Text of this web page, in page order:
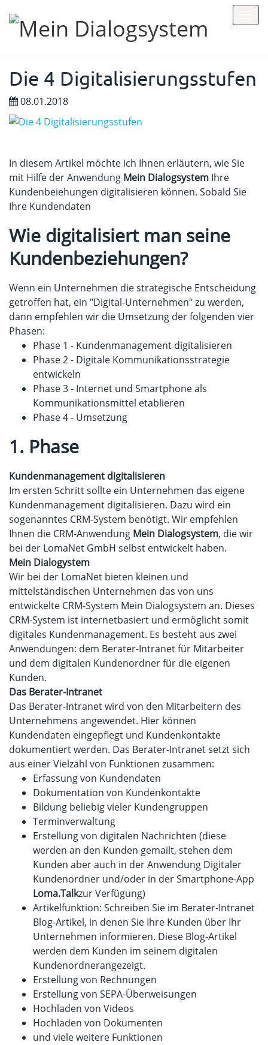
Die 4 Digitalisierungsstufen
08.01.2018
In diesem Artikel möchte ich Ihnen erläutern, wie Sie
mit Hilfe der Anwendung Mein Dialogsystem Ihre
Kundenbeiehungen digitalisieren können. Sobald Sie
Ihre Kundendaten
Wie digitalisiert man seine
Kundenbeziehungen?
Wenn ein Unternehmen die strategische Entscheidung
getroffen hat, ein "Digital-Unternehmen" zu werden,
dann empfehlen wir die Umsetzung der folgenden vier
Phasen:
Phase 1 - Kundenmanagement digitalisieren
Phase 2 - Digitale Kommunikationsstrategie
entwickeln
Phase 3 - Internet und Smartphone als
Kommunikationsmittel etablieren
Phase 4 - Umsetzung
1. Phase
Kundenmanagement digitalisieren
Im ersten Schritt sollte ein Unternehmen das eigene
Kundenmanagement digitalisieren. Dazu wird ein
sogenanntes CRM-System benötigt. Wir empfehlen
Ihnen die CRM-Anwendung Mein Dialogsystem, die wir
bei der LomaNet GmbH selbst entwickelt haben.
Mein Dialogystem
Wir bei der LomaNet bieten kleinen und
mittelständischen Unternehmen das von uns
entwickelte CRM-System Mein Dialogsystem an. Dieses
CRM-System ist internetbasiert und ermöglicht somit
digitales Kundenmanagement. Es besteht aus zwei
Anwendungen: dem Berater-Intranet für Mitarbeiter
und dem digitalen Kundenordner für die eigenen
Kunden.
Das Berater-Intranet
Das Berater-Intranet wird von den Mitarbeitern des
Unternehmens angewendet. Hier können
Kundendaten eingepflegt und Kundenkontakte
dokumentiert werden. Das Berater-Intranet setzt sich
aus einer Vielzahl von Funktionen zusammen:
Erfassung von Kundendaten
Dokumentation von Kundenkontakte
Bildung beliebig vieler Kundengruppen
Terminverwaltung
Erstellung von digitalen Nachrichten (diese
werden an den Kunden gemailt, stehen dem
Kunden aber auch in der Anwendung Digitaler
Kundenordner und/oder in der Smartphone-App
Loma.Talkzur Verfügung)
Artikelfunktion: Schreiben Sie im Berater-Intranet
Blog-Artikel, in denen Sie Ihre Kunden über Ihr
Unternehmen informieren. Diese Blog-Artikel
werden dem Kunden im seinem digitalen
Kundenordnerangezeigt.
Erstellung von Rechnungen
Erstellung von SEPA-Überweisungen
Hochladen von Videos
Hochladen von Dokumenten
und viele weitere Funktionen